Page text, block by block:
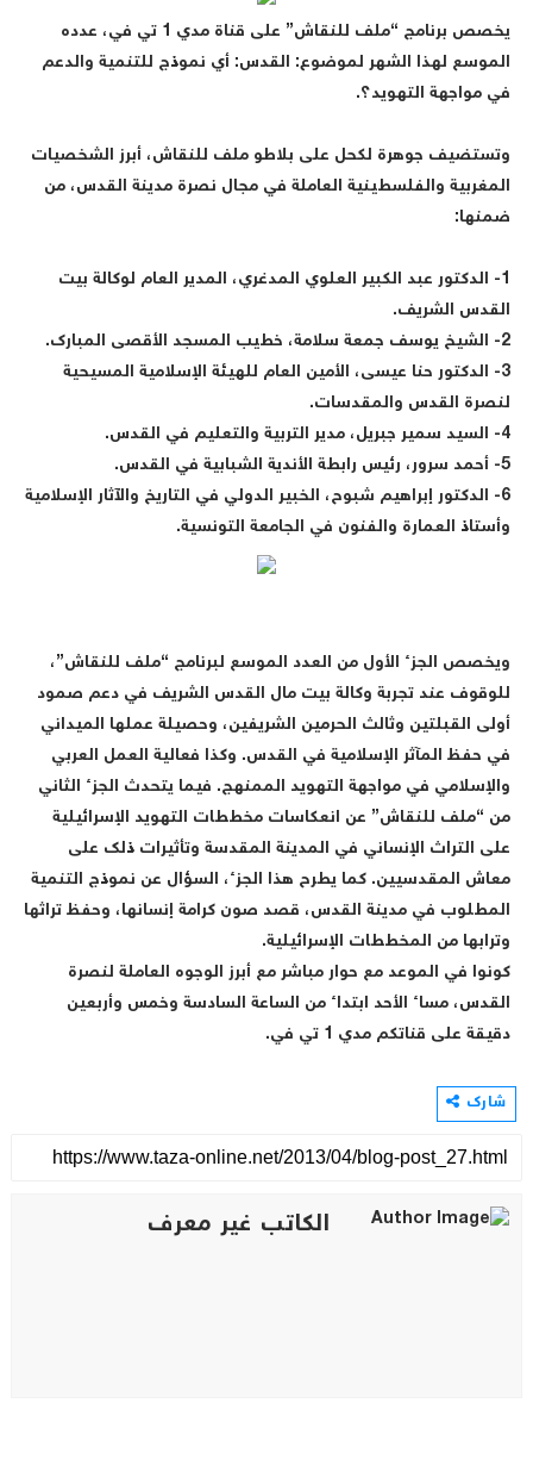
يخصص برنامج “ملف للنقاش” على قناة مدي 1 تي في، عدده
الموسع لهذا الشهر لموضوع: القدس: أي نموذج للتنمية والدعم
في مواجهة التهويد؟.
وتستضيف جوهرة لكحل على بلاطو ملف للنقاش، أبرز الشخصيات
المغربية والفلسطينية العاملة في مجال نصرة مدينة القدس، من
ضمنها:
1- الدكتور عبد الكبير العلوي المدغري، المدير العام لوكالة بيت
القدس الشريف.
2- الشيخ يوسف جمعة سلامة، خطيب المسجد الأقصى المبارك.
3- الدكتور حنا عيسى، الأمين العام للهيئة الإسلامية المسيحية
لنصرة القدس والمقدسات.
4- السيد سمير جبريل، مدير التربية والتعليم في القدس.
5- أحمد سرور، رئيس رابطة الأندية الشبابية في القدس.
6- الدكتور إبراهيم شبوح، الخبير الدولي في التاريخ والآثار الإسلامية
وأستاذ العمارة والفنون في الجامعة التونسية.
ويخصص الجزء الأول من العدد الموسع لبرنامج “ملف للنقاش”،
للوقوف عند تجربة وكالة بيت مال القدس الشريف في دعم صمود
أولى القبلتين وثالث الحرمين الشريفين، وحصيلة عملها الميداني
في حفظ المآثر الإسلامية في القدس. وكذا فعالية العمل العربي
والإسلامي في مواجهة التهويد الممنهج. فيما يتحدث الجزء الثاني
من “ملف للنقاش” عن انعكاسات مخططات التهويد الإسرائيلية
على التراث الإنساني في المدينة المقدسة وتأثيرات ذلك على
معاش المقدسيين. كما يطرح هذا الجزء، السؤال عن نموذج التنمية
المطلوب في مدينة القدس، قصد صون كرامة إنسانها، وحفظ تراثها
وترابها من المخططات الإسرائيلية.
كونوا في الموعد مع حوار مباشر مع أبرز الوجوه العاملة لنصرة
القدس، مساء الأحد ابتداء من الساعة السادسة وخمس وأربعين
دقيقة على قناتكم مدي 1 تي في.
شارك
الكاتب غير معرف